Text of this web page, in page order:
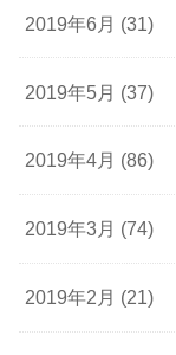
2019年6月 (31)
2019年5月 (37)
2019年4月 (86)
2019年3月 (74)
2019年2月 (21)